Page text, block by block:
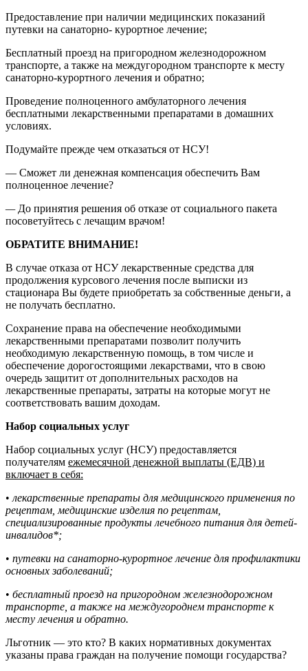
Предоставление при наличии медицинских показаний
путевки на санаторно- курортное лечение;
Бесплатный проезд на пригородном железнодорожном
транспорте, а также на междугородном транспорте к месту
санаторно-курортного лечения и обратно;
Проведение полноценного амбулаторного лечения
бесплатными лекарственными препаратами в домашних
условиях.
Подумайте прежде чем отказаться от НСУ!
— Сможет ли денежная компенсация обеспечить Вам
полноценное лечение?
— До принятия решения об отказе от социального пакета
посоветуйтесь с лечащим врачом!
ОБРАТИТЕ ВНИМАНИЕ!
В случае отказа от НСУ лекарственные средства для
продолжения курсового лечения после выписки из
стационара Вы будете приобретать за собственные деньги, а
не получать бесплатно.
Сохранение права на обеспечение необходимыми
лекарственными препаратами позволит получить
необходимую лекарственную помощь, в том числе и
обеспечение дорогостоящими лекарствами, что в свою
очередь защитит от дополнительных расходов на
лекарственные препараты, затраты на которые могут не
соответствовать вашим доходам.
Набор социальных услуг
Набор социальных услуг (НСУ) предоставляется
получателям ежемесячной денежной выплаты (ЕДВ) и
включает в себя:
• лекарственные препараты для медицинского применения по
рецептам, медицинские изделия по рецептам,
специализированные продукты лечебного питания для детей-
инвалидов*;
• путевки на санаторно-курортное лечение для профилактики
основных заболеваний;
• бесплатный проезд на пригородном железнодорожном
транспорте, а также на междугороднем транспорте к
месту лечения и обратно.
Льготник — это кто? В каких нормативных документах
указаны права граждан на получение помощи государства?